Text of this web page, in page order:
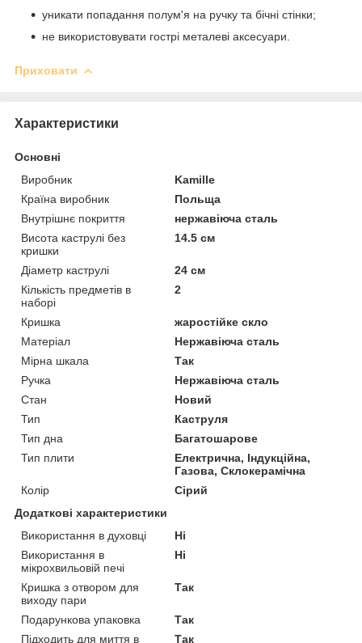
уникати попадання полум'я на ручку та бічні стінки;
не використовувати гострі металеві аксесуари.
Приховати
Характеристики
Основні
Виробник
Kamille
Країна виробник
Польща
Внутрішнє покриття
нержавіюча сталь
Висота каструлі без
кришки
14.5 см
Діаметр каструлі
24 см
Кількість предметів в
наборі
2
Кришка
жаростійке скло
Матеріал
Нержавіюча сталь
Мірна шкала
Так
Ручка
Нержавіюча сталь
Стан
Новий
Тип
Каструля
Тип дна
Багатошарове
Тип плити
Електрична, Індукційна,
Газова, Склокерамічна
Колір
Сірий
Додаткові характеристики
Використання в духовці
Ні
Використання в
мікрохвильовій печі
Ні
Кришка з отвором для
виходу пари
Так
Подарункова упаковка
Так
Підходить для миття в
Так